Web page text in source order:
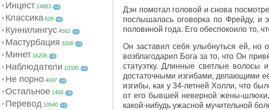
Инцест 14883 +4
Классика 628 +2
Куннилингус 4562 +1
Мастурбация 3208 +2
Минет 16206 +8
Наблюдатели 10330 +6
Не порно 4047 +8
Остальное 1400 +6
Перевод 10540 +3
Дэн помотал головой и снова
послышалась оговорка по Фрейду, и
половиной года. Его обеспокоило то,
Он заставил себя улыбнуться ей, но
возблагодарил Бога за то, что Он
статуэтку. Длинные светлые
достаточными изгибами, делающими
изгибы, как у 34-летней Холли, что
от его бывшей неверной жены-
какой-нибудь ужасной мучительной